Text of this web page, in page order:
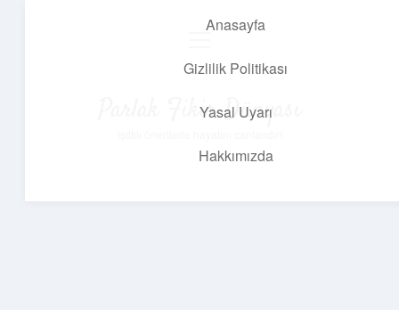
Anasayfa
Gizlilik Politikası
Yasal Uyarı
Hakkımızda
Parlak Fikir Dünyası